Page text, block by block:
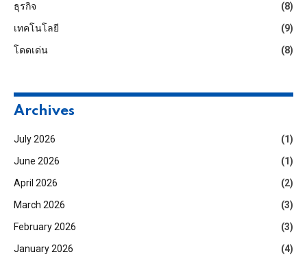
ธุรกิจ
(8)
เทคโนโลยี
(9)
โดดเด่น
(8)
Archives
July 2026
(1)
June 2026
(1)
April 2026
(2)
March 2026
(3)
February 2026
(3)
January 2026
(4)